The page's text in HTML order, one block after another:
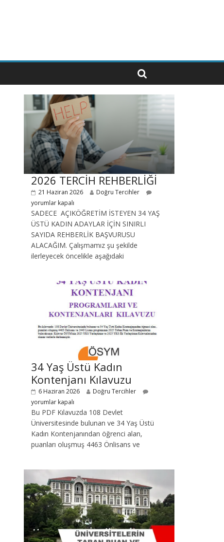
2026 TERCİH REHBERLİĞİ
21 Haziran 2026
Doğru Tercihler
yorumlar kapalı
SADECE AÇIKÖĞRETİM İSTEYEN 34 YAŞ
ÜSTÜ KADIN ADAYLAR İÇİN SINIRLI
SAYIDA REHBERLİK BAŞVURUSU
ALACAĞIM. Çalışmamız şu şekilde
ilerleyecek öncelikle aşağıdaki
34 Yaş Üstü Kadın
Kontenjanı Kılavuzu
6 Haziran 2026
Doğru Tercihler
yorumlar kapalı
Bu PDF Kılavuzda 108 Devlet
Üniversitesinde bulunan ve 34 Yaş Üstü
Kadın Kontenjanından öğrenci alan,
puanları oluşmuş 4463 Önlisans ve